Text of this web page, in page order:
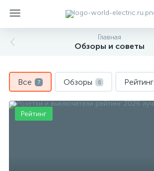
Главная
Обзоры и советы
Все 7 Обзоры 6 Рейтинг
Рейтинг